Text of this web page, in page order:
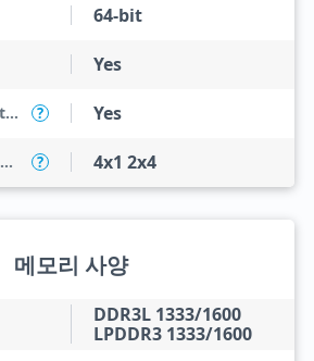
64-bit
Yes
Intel VT-x with Extended Page Tables (EPT) ? Yes
PCI Express Configurations ? 4x1 2x4
메모리 사양
DDR3L 1333/1600
LPDDR3 1333/1600